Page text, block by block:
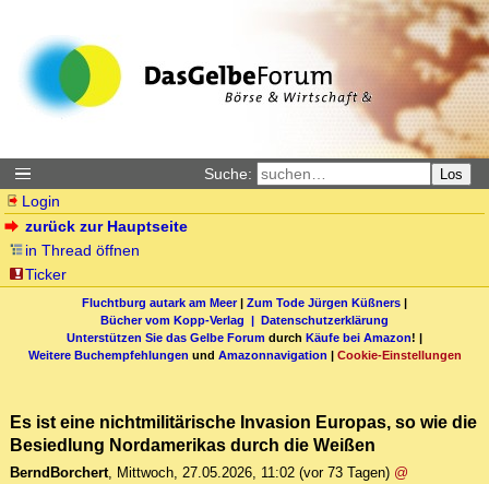
Suche: Los
Login
zurück zur Hauptseite
in Thread öffnen
Ticker
Fluchtburg autark am Meer| Zum Tode Jürgen Küßners |
Bücher vom Kopp-Verlag | Datenschutzerklärung
Unterstützen Sie das Gelbe Forum durch Käufe bei Amazon! |
Weitere Buchempfehlungen und Amazonnavigation | Cookie-Einstellungen
Es ist eine nichtmilitärische Invasion Europas, so wie die
Besiedlung Nordamerikas durch die Weißen
BerndBorchert, Mittwoch, 27.05.2026, 11:02 (vor 73 Tagen) @